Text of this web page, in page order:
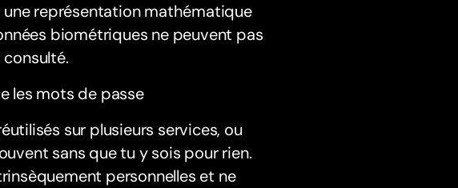
une représentation mathématique
biométriques ne peuvent pas
les mots de passe
sur plusieurs services, ou
sans que tu y sois pour rien.
personnelles et ne